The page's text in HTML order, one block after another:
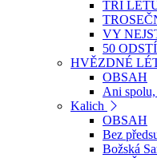
TŘI
VY
50
HVĚZDNÉ
OBSAH
Ani
Kalich
OBSAH
Bez
Božská